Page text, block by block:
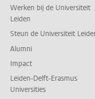
Werken bij de Universiteit
Leiden
Steun de Universiteit
Alumni
Impact
Leiden-Delft-Erasmus
Universities